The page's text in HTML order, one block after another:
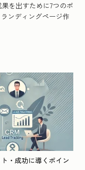
を出すために7つのポ
ンディングページ作
・成功に導くポイン